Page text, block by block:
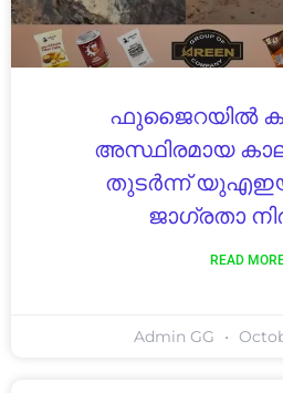
ഫുജൈറയിൽ
അസ്ഥിരമായ
തുടർന്ന്
ജാഗ്രതാ
READ
Admin GG